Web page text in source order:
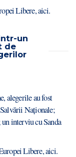
Libere,aici.
un
de
alegerile au fost
Naționale;
interviu cu Sanda
Libere,aici.